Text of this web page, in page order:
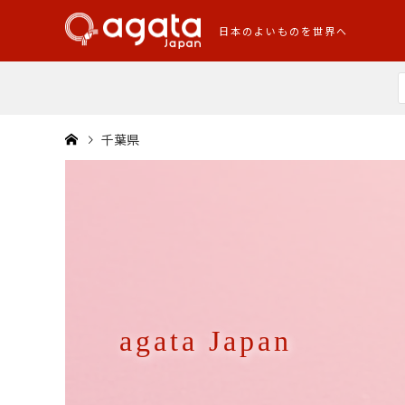
日本のよいものを世界へ
千葉県
agata Japan